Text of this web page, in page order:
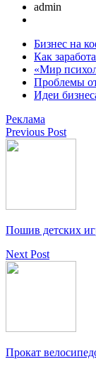
admin
Бизнес на
Как
«Мир
Проблемы
Идеи
Реклама
Previous Post
Пошив детских
Next Post
Прокат